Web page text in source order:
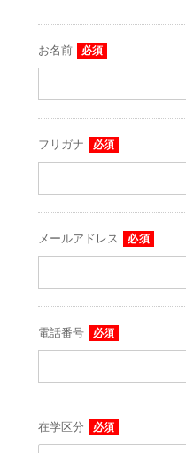
お名前 必須
フリガナ 必須
メールアドレス 必須
電話番号 必須
在学区分 必須